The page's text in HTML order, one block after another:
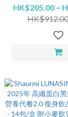
27年1月)
HK$205.00 ~
HK$912.00